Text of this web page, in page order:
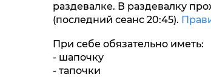
раздевалке. В раздевалку
(последний сеанс 20:45).
При себе обязательно иметь:
- шапочку
- тапочки